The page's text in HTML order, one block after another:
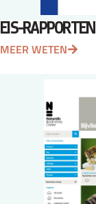
EIS-RAPPORTEN
MEER WETEN